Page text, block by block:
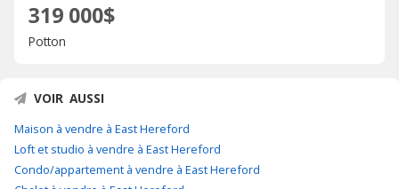
319 000$
Potton
VOIR AUSSI
Maison à vendre à East Hereford
Loft et studio à vendre à East Hereford
Condo/appartement à vendre à East Hereford